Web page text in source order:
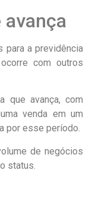
avança
para a previdência
com outros
que avança, com
venda em um
por esse período.
de negócios
status.